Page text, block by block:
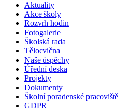
Aktuality
Akce školy
Rozvrh hodin
Fotogalerie
Školská rada
Tělocvična
Naše úspěchy
Úřední deska
Projekty
Dokumenty
Školní poradenské pracoviště
GDPR